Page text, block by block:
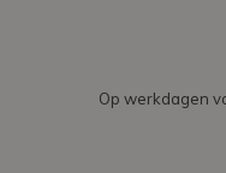
Op werkdagen